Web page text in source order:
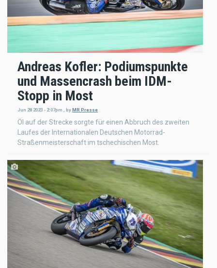
Andreas Kofler: Podiumspunkte
und Massencrash beim IDM-
Stopp in Most
Jun 28 2023 - 2:07pm byMR Presse
Öl auf der Strecke sorgte für einen Abbruch des zweiten
Laufes der Internationalen Deutschen Motorrad-
Straßenmeisterschaft im tschechischen Most.